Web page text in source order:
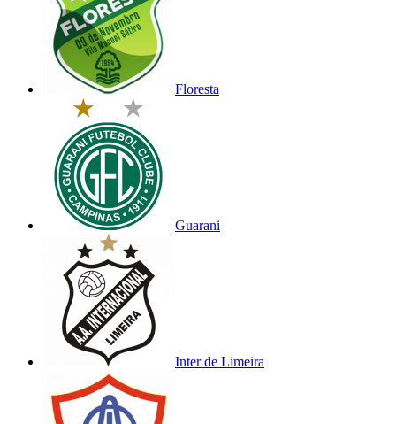
Floresta
Guarani
Inter de Limeira